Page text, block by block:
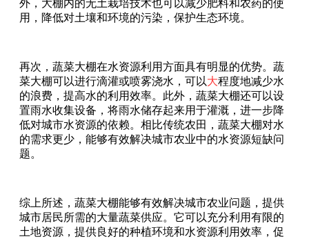
外，大棚内的无土栽培技术也可以减少肥料和农药的使
用，降低对土壤和环境的污染，保护生态环境。
再次，蔬菜大棚在水资源利用方面具有明显的优势。蔬
菜大棚可以进行滴灌或喷雾浇水，可以大程度地减少水
的浪费，提高水的利用效率。此外，蔬菜大棚还可以设
置雨水收集设备，将雨水储存起来用于灌溉，进一步降
低对城市水资源的依赖。相比传统农田，蔬菜大棚对水
的需求更少，能够有效解决城市农业中的水资源短缺问
题。
综上所述，蔬菜大棚能够有效解决城市农业问题，提供
城市居民所需的大量蔬菜供应。它可以充分利用有限的
土地资源，提供良好的种植环境和水资源利用效率，促